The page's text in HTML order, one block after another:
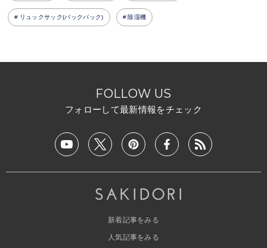
リュックサック(バックパック) 除湿機
FOLLOW US
フォローして最新情報をチェック
新着記事をみる
人気記事をみる